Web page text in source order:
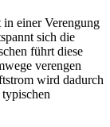
einer Verengung
sich die
führt diese
verengen
wird dadurch